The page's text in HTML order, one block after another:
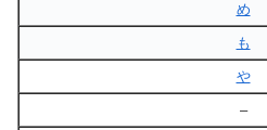
め
も
や
–